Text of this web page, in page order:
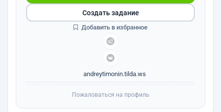
andreytimonin.tilda.ws
Создать задание
Добавить в избранное
Пожаловаться на профиль